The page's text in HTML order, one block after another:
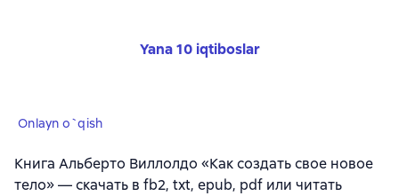
Yana 10 iqtiboslar
Onlayn o`qish
Книга Альберто Виллолдо «Как создать свое новое
тело» — скачать в fb2, txt, epub, pdf или читать